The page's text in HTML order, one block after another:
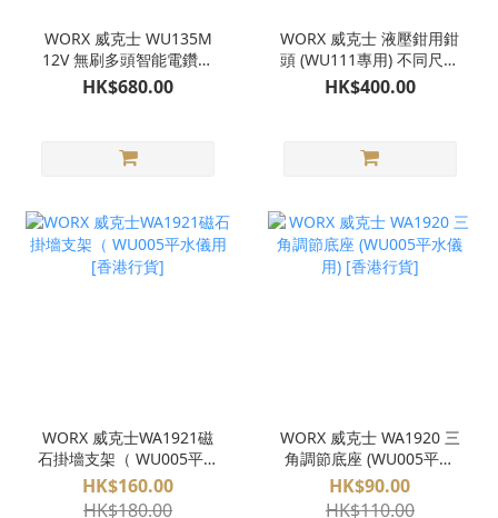
WORX 威克士 WU135M
12V 無刷多頭智能電鑽套
裝 [香港行貨]
HK$680.00
WORX 威克士 液壓鉗用鉗
頭 (WU111專用) 不同尺寸
[香港行貨]
HK$400.00
WORX 威克士WA1921磁
石掛墻支架（ WU005平水
儀用 [香港行貨]
HK$160.00
HK$180.00
WORX 威克士 WA1920 三
角調節底座 (WU005平水
儀用) [香港行貨]
HK$90.00
HK$110.00